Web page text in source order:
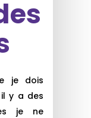
je dois
y a des
je ne